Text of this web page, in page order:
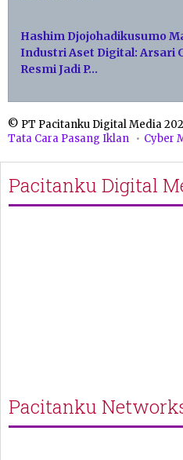
Hashim Djojohadikusumo
Industri Aset Digital: Arsari
Resmi Jadi P…
© PT Pacitanku Digital Media
Tata Cara Pasang Iklan
Cyber
Pacitanku Digital
Pacitanku